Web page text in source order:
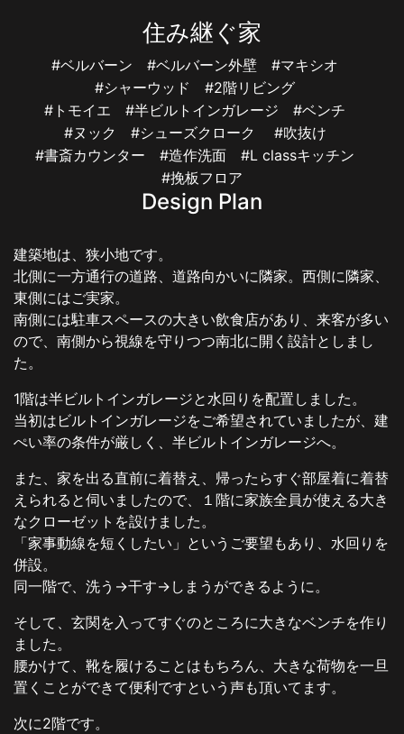
住み継ぐ家
#ベルバーン #ベルバーン外壁 #マキシオ
#シャーウッド #2階リビング
#トモイエ #半ビルトインガレージ #ベンチ
#ヌック #シューズクローク
#吹抜け
#書斎カウンター #造作洗面 #L classキッチン
#挽板フロア
Design Plan
建築地は、狭小地です。
北側に一方通行の道路、道路向かいに隣家。西側に隣家、
東側にはご実家。
南側には駐車スペースの大きい飲食店があり、来客が多い
ので、南側から視線を守りつつ南北に開く設計としまし
た。
1階は半ビルトインガレージと水回りを配置しました。
当初はビルトインガレージをご希望されていましたが、建
ぺい率の条件が厳しく、半ビルトインガレージへ。
また、家を出る直前に着替え、帰ったらすぐ部屋着に着替
えられると伺いましたので、１階に家族全員が使える大き
なクローゼットを設けました。
「家事動線を短くしたい」というご要望もあり、水回りを
併設。
同一階で、洗う→干す→しまうができるように。
そして、玄関を入ってすぐのところに大きなベンチを作り
ました。
腰かけて、靴を履けることはもちろん、大きな荷物を一旦
置くことができて便利ですという声も頂いてます。
次に2階です。